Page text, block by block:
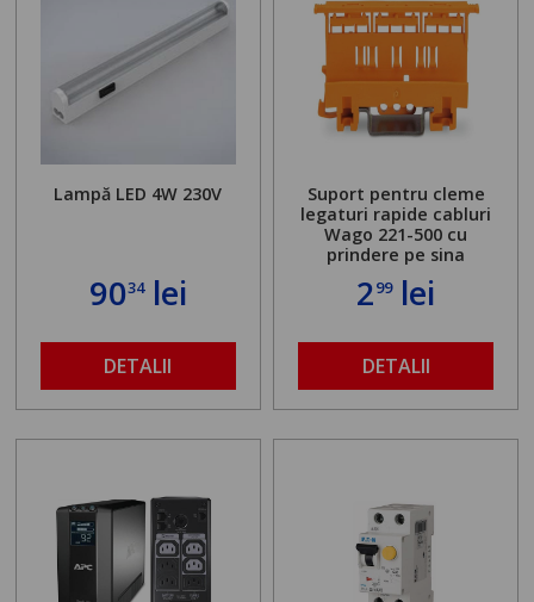
Lampă LED 4W 230V
9034lei
DETALII
Suport pentru cleme
legaturi rapide cabluri
Wago 221-500 cu
prindere pe sina
299lei
DETALII